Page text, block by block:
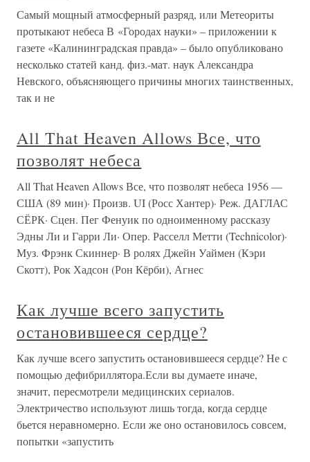
Самый мощный атмосферный разряд, или Метеориты
протыкают небеса В «Городах науки» – приложении к
газете «Калининградская правда» – было опубликовано
несколько статей канд. физ.-мат. наук Александра
Невского, объясняющего причины многих таинственных,
так и не
All That Heaven Allows Все, что
позволят небеса
All That Heaven Allows Все, что позволят небеса 1956 —
США (89 мин)· Произв. UI (Росс Хантер)· Реж. ДАГЛАС
СЁРК· Сцен. Пег Фенуик по одноименному рассказу
Эдны Ли и Гарри Ли· Опер. Расселл Метти (Technicolor)·
Муз. Фрэнк Скиннер· В ролях Джейн Уаймен (Кэри
Скотт), Рок Хадсон (Рон Кёрби), Агнес
Как лучше всего запустить
остановившееся сердце?
Как лучше всего запустить остановившееся сердце? Не с
помощью дефибриллятора.Если вы думаете иначе,
значит, пересмотрели медицинских сериалов.
Электричество используют лишь тогда, когда сердце
бьется неравномерно. Если же оно остановилось совсем,
попытки «запустить